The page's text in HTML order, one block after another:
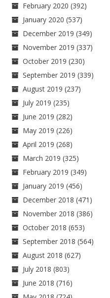
February 2020 (392)
January 2020 (537)
December 2019 (349)
November 2019 (337)
October 2019 (230)
September 2019 (339)
August 2019 (237)
July 2019 (235)
June 2019 (282)
May 2019 (226)
April 2019 (268)
March 2019 (325)
February 2019 (349)
January 2019 (456)
December 2018 (471)
November 2018 (386)
October 2018 (653)
September 2018 (564)
August 2018 (627)
July 2018 (803)
June 2018 (716)